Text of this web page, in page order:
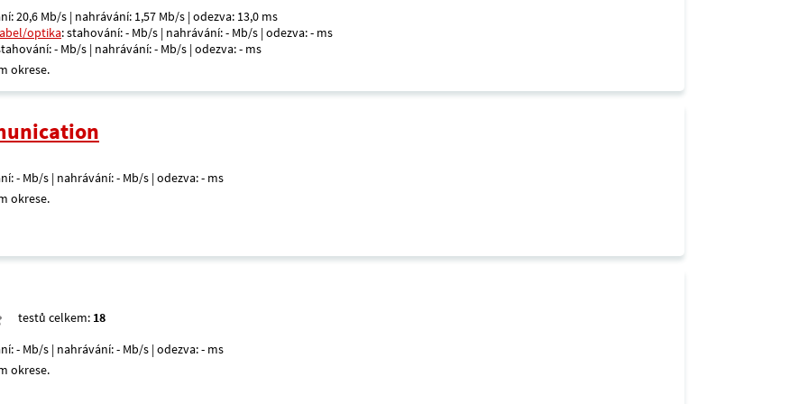
20,6 Mb/s | nahrávání: 1,57 Mb/s | odezva: 13,0 ms
optika: stahování: - Mb/s | nahrávání: - Mb/s | odezva: - ms
- Mb/s | nahrávání: - Mb/s | odezva: - ms
okrese.
- Mb/s | nahrávání: - Mb/s | odezva: - ms
okrese.
testů celkem: 18
- Mb/s | nahrávání: - Mb/s | odezva: - ms
okrese.